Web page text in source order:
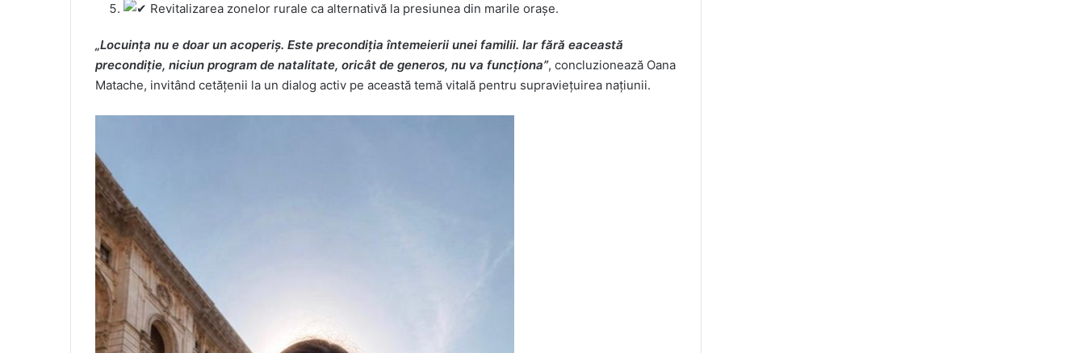
Revitalizarea zonelor rurale ca alternativă la presiunea din marile orașe.
„Locuința nu e doar un acoperiș. Este precondiția întemeierii unei familii. Iar fără eaceastă
precondiție, niciun program de natalitate, oricât de generos, nu va funcționa”, concluzionează Oana
Matache, invitând cetățenii la un dialog activ pe această temă vitală pentru supraviețuirea națiunii.